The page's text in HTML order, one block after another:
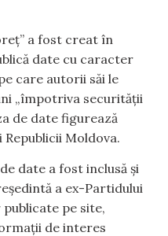
a fost creat în
date cu caracter
care autorii săi le
„împotriva securității
de date figurează
Moldova.
date a fost inclusă și
a ex-Partidului
pe site,
de interes